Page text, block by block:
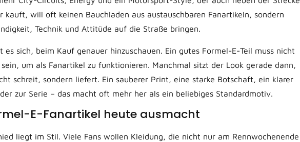
kauft, will oft keinen Bauchladen aus austauschbaren Fanartikeln, sondern
Technik und Attitüde auf die Straße bringen.
es sich, beim Kauf genauer hinzuschauen. Ein gutes Formel-E-Teil muss nicht
um als Fanartikel zu funktionieren. Manchmal sitzt der Look gerade dann,
schreit, sondern liefert. Ein sauberer Print, eine starke Botschaft, ein klarer
zur Serie – das macht oft mehr her als ein beliebiges Standardmotiv.
E-Fanartikel heute ausmacht
liegt im Stil. Viele Fans wollen Kleidung, die nicht nur am Rennwochenende